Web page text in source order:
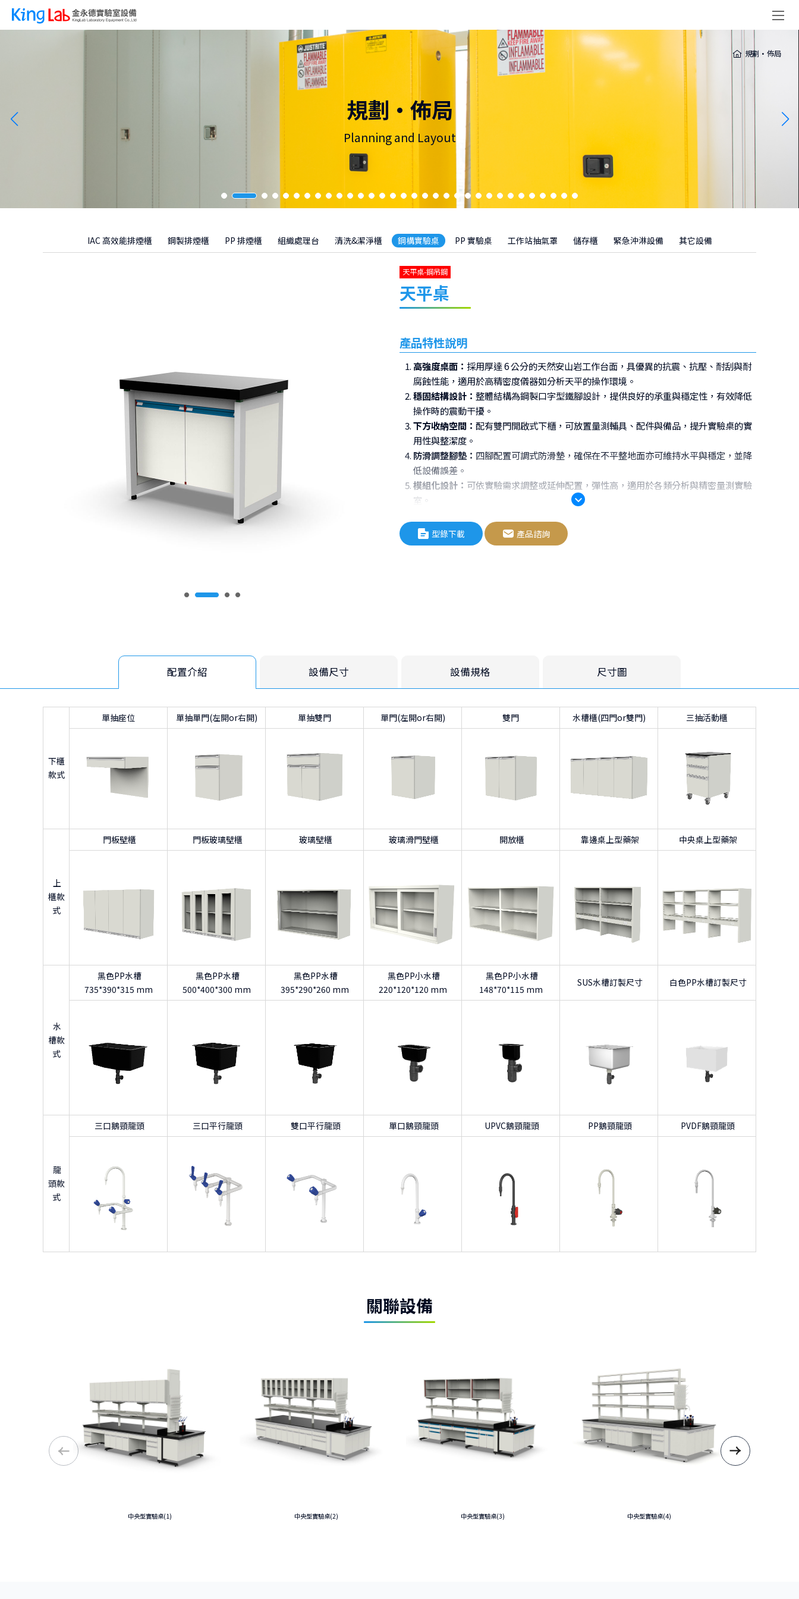
規劃·佈局
Planning and Layout
規劃·佈局
IAC 高效能排煙櫃 鋼製排煙櫃 PP 排煙櫃 組織處理台 清洗&潔淨櫃 鋼構實驗桌 PP 實驗桌 工作站抽氣罩 儲存櫃 緊急沖淋設備 其它設備
天平桌-鋼吊鋼
天平桌
產品特性說明
高強度桌面： 採用厚達 6 公分的天然安山岩工作台面，具優異的抗震、抗壓、耐刮與耐
腐蝕性能，適用於高精密度儀器如分析天平的操作環境。
穩固結構設計： 整體結構為鋼製口字型鐵腳設計，提供良好的承重與穩定性，有效降低
操作時的震動干擾。
下方收納空間： 配有雙門開啟式下櫃，可放置量測輔具、配件與備品，提升實驗桌的實
用性與整潔度。
防滑調整腳墊： 四腳配置可調式防滑墊，確保在不平整地面亦可維持水平與穩定，並降
低設備誤差。
模組化設計： 可依實驗需求調整或延伸配置，彈性高，適用於各類分析與精密量測實驗
室。
應用範圍
品質控制實驗室（QC Lab）
型錄下載 產品諮詢
配置介紹 設備尺寸 設備規格 尺寸圖
下櫃
款式
單抽座位 單抽單門(左開or右開) 單抽雙門 單門(左開or右開) 雙門 水槽櫃(四門or雙門) 三抽活動櫃
上
櫃款
式
門板壁櫃 門板玻璃壁櫃 玻璃壁櫃 玻璃滑門壁櫃 開放櫃 靠邊桌上型藥架 中央桌上型藥架
水
槽款
式
黑色PP水槽
735*390*315 mm
黑色PP水槽
500*400*300 mm
黑色PP水槽
395*290*260 mm
黑色PP小水槽
220*120*120 mm
黑色PP小水槽
148*70*115 mm
SUS水槽訂製尺寸 白色PP水槽訂製尺寸
龍
頭款
式
三口鵝頸龍頭 三口平行龍頭 雙口平行龍頭 單口鵝頸龍頭 UPVC鵝頸龍頭 PP鵝頸龍頭 PVDF鵝頸龍頭
關聯設備
中央型實驗桌(1) 中央型實驗桌(2) 中央型實驗桌(3) 中央型實驗桌(4)